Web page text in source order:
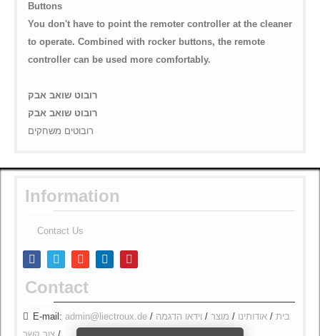
Buttons
You don't have to point the remoter controller at the cleaner
to operate. Combined with rocker buttons, the remote
controller can be used more comfortably.
רובוט שואב אבק
רובוט שואב אבק
רובוטים משחקים
Information
Contact Us
Contact
E-mail: admin@liectroux.de בית / אודותינו / מוצר / וידאו הדגמה /